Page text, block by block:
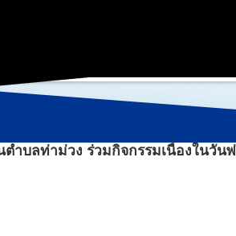
ตำบลท่าม่วง ร่วมกิจกรรมเนื่องในวัน